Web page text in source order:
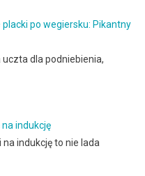
po wegiersku: Pikantny
dla podniebienia,
indukcję
indukcję to nie lada